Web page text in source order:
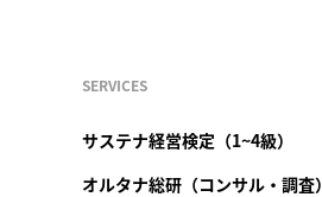
SERVICES
サステナ経営検定（1~4級）
オルタナ総研（コンサル・調査）